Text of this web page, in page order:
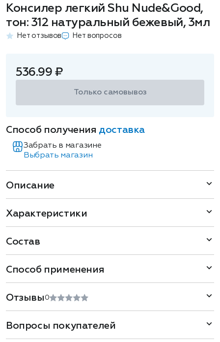
Консилер легкий Shu Nude&Good,
тон: 312 натуральный бежевый, 3мл
Нет отзывов Нет вопросов
536.99 ₽
Только самовывоз
Способ получения доставка
Забрать в магазине
Выбрать магазин
Описание
Характеристики
Состав
Способ применения
Отзывы 0
Вопросы покупателей